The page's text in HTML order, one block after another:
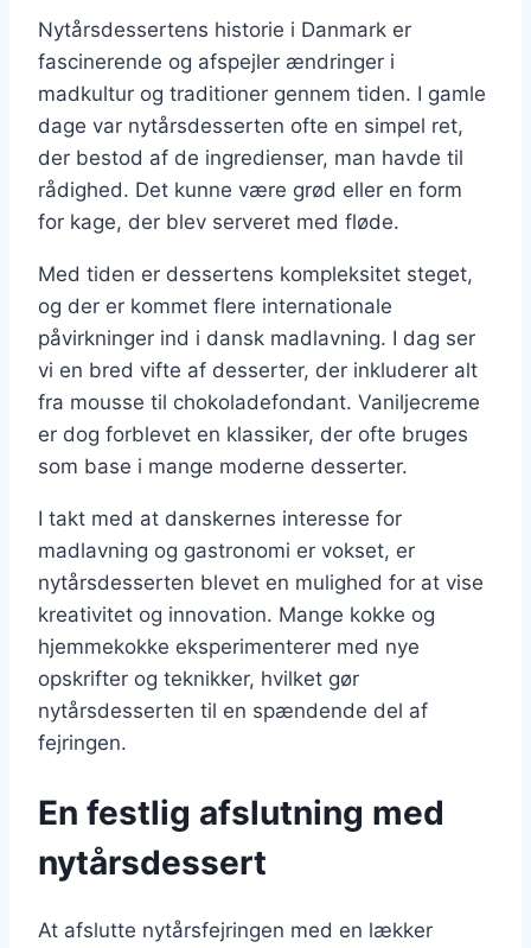
Nytårsdessertens historie i Danmark er
fascinerende og afspejler ændringer i
madkultur og traditioner gennem tiden. I gamle
dage var nytårsdesserten ofte en simpel ret,
der bestod af de ingredienser, man havde til
rådighed. Det kunne være grød eller en form
for kage, der blev serveret med fløde.
Med tiden er dessertens kompleksitet steget,
og der er kommet flere internationale
påvirkninger ind i dansk madlavning. I dag ser
vi en bred vifte af desserter, der inkluderer alt
fra mousse til chokoladefondant. Vaniljecreme
er dog forblevet en klassiker, der ofte bruges
som base i mange moderne desserter.
I takt med at danskernes interesse for
madlavning og gastronomi er vokset, er
nytårsdesserten blevet en mulighed for at vise
kreativitet og innovation. Mange kokke og
hjemmekokke eksperimenterer med nye
opskrifter og teknikker, hvilket gør
nytårsdesserten til en spændende del af
fejringen.
En festlig afslutning med
nytårsdessert
At afslutte nytårsfejringen med en lækker